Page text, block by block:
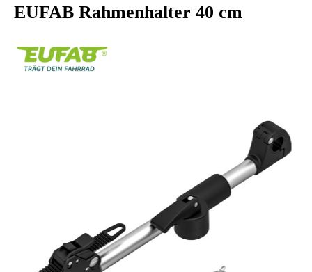
EUFAB Rahmenhalter 40 cm